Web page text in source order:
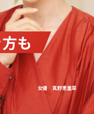
も
女優 真野恵里菜